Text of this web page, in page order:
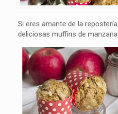
Si eres amante de la
deliciosas muffins de